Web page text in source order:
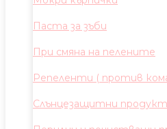
Паста за зъби
При смяна на пелените
Репеленти ( против
Слънцезащитни